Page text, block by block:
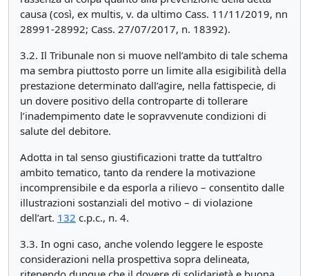
causa (così, ex multis, v. da ultimo Cass. 11/11/2019, nn
28991-28992; Cass. 27/07/2017, n. 18392).
3.2. Il Tribunale non si muove nell’ambito di tale schema
ma sembra piuttosto porre un limite alla esigibilità della
prestazione determinato dall’agire, nella fattispecie, di
un dovere positivo della controparte di tollerare
l’inadempimento date le sopravvenute condizioni di
salute del debitore.
Adotta in tal senso giustificazioni tratte da tutt’altro
ambito tematico, tanto da rendere la motivazione
incomprensibile e da esporla a rilievo – consentito dalle
illustrazioni sostanziali del motivo – di violazione
dell’art. 132 c.p.c., n. 4.
3.3. In ogni caso, anche volendo leggere le esposte
considerazioni nella prospettiva sopra delineata,